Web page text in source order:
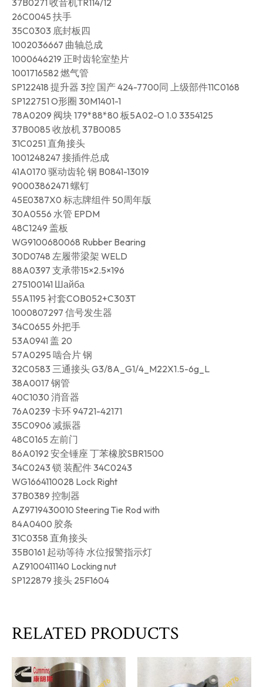
37B0271 收音机TR114/12
26C0045 扶手
35C0303 底封板四
1002036667 曲轴总成
1000646219 正时齿轮室垫片
1001716582 燃气管
SP122418 提升器 3控 国产 424-7700同 上级部件11C0168
SP122751 O形圈 30M1401-1
78A0209 阀块 179*88*80 板5A02-O 1.0 3354125
37B0085 收放机 37B0085
31C0251 直角接头
1001248247 接插件总成
41A0170 驱动齿轮 钢 B0841-13019
90003862471 螺钉
45E0387X0 标志牌组件 50周年版
30A0556 水管 EPDM
48C1249 盖板
WG9100680068 Rubber Bearing
30D0748 左履带梁架 WELD
88A0397 支承带15×2.5×196
275100141 Шайба
55A1195 衬套COB052+C303T
1000807297 信号发生器
34C0655 外把手
53A0941 盖 20
57A0295 啮合片 钢
32C0583 三通接头 G3/8A_G1/4_M22X1.5-6g_L
38A0017 钢管
40C1030 消音器
76A0239 卡环 94721-42171
35C0906 减振器
48C0165 左前门
86A0192 安全锤座 丁苯橡胶SBR1500
34C0243 锁 装配件 34C0243
WG1664110028 Lock Right
37B0389 控制器
AZ9719430010 Steering Tie Rod with
84A0400 胶条
31C0358 直角接头
35B0161 起动等待 水位报警指示灯
AZ9100411140 Locking nut
SP122879 接头 25F1604
RELATED PRODUCTS